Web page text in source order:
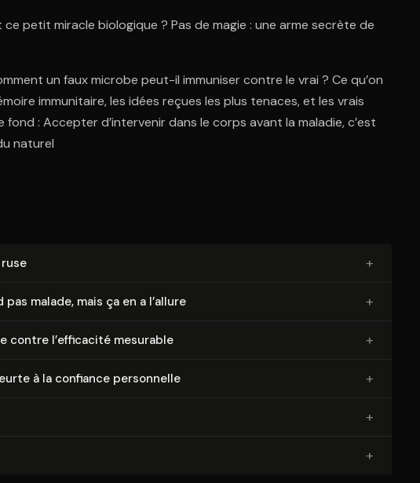
petit miracle biologique ? Pas de magie : une arme secrète de
un faux microbe peut-il immuniser contre le vrai ? Ce qu’on
immunitaire, les idées reçues les plus tenaces, et les vrais
fond : Accepter d’intervenir dans le corps avant la maladie, c’est
naturel
+
malade, mais ça en a l’allure +
contre l’efficacité mesurable +
à la confiance personnelle +
+
+